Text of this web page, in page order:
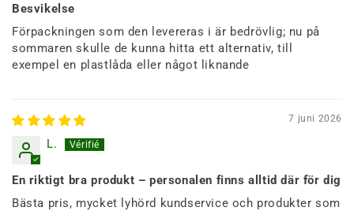
Besvikelse
Förpackningen som den levereras i är bedrövlig; nu på
sommaren skulle de kunna hitta ett alternativ, till
exempel en plastlåda eller något liknande
7 juni 2026
L.
En riktigt bra produkt – personalen finns alltid där för dig
Bästa pris, mycket lyhörd kundservice och produkter som